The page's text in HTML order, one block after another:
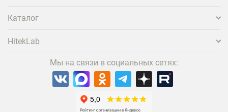
Каталог
HitekLab
Мы на связи в социальных сетях: